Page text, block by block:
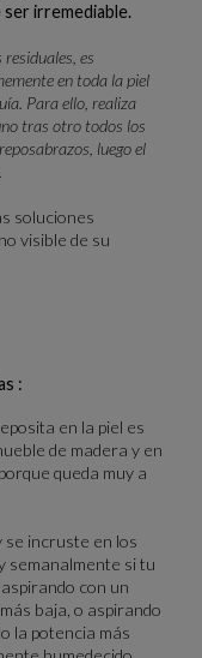
ser irremediable.
es
en toda la piel
Para ello, realiza
tras otro todos los
luego el
soluciones
visible de su
:
en la piel es
de madera y en
queda muy a
se incruste en los
semanalmente si tu
con un
baja, o aspirando
la potencia más